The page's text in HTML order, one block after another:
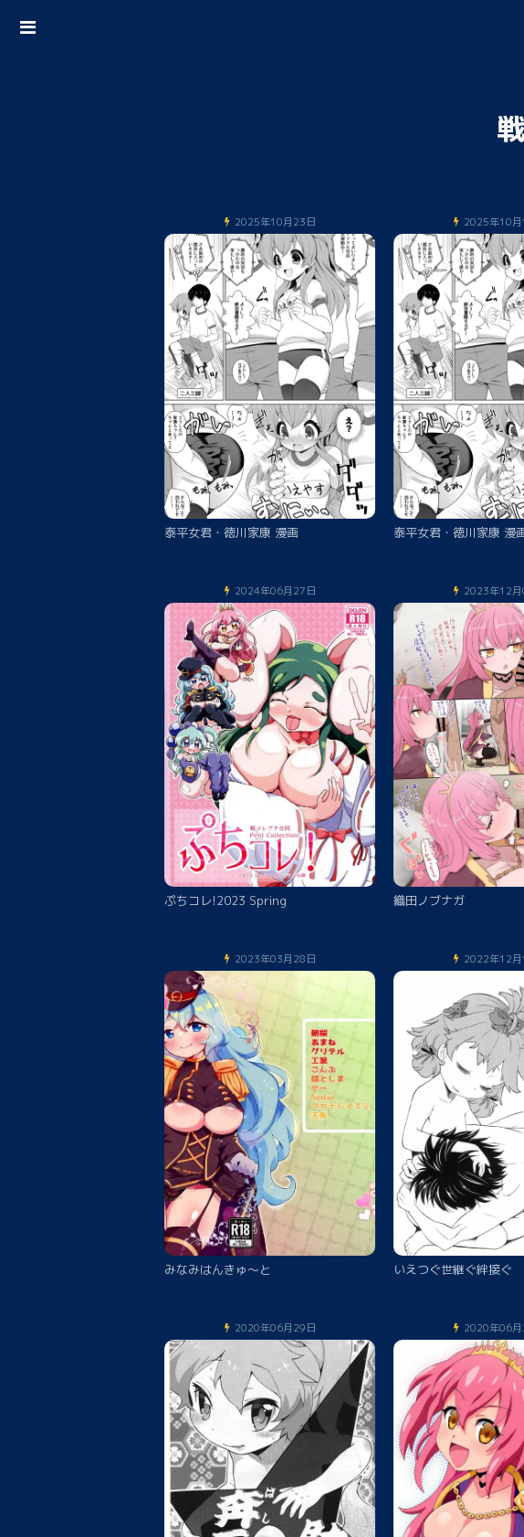
2025年10月23日
泰平女君・徳川家康 漫画
2025年10
泰平女君・徳川家康 漫
2024年06月27日
ぷちコレ!2023 Spring
2023年12
織田ノブナガ
2023年03月28日
みなみはんきゅ～と
2022年12
いえつぐ世継ぐ絆接ぐ
2020年06月29日 2020年06